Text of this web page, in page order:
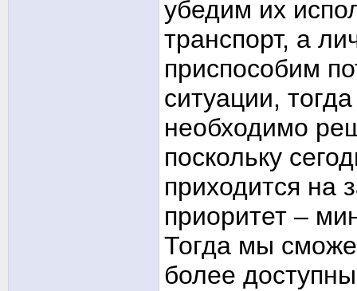
убедим их
транспорт, а
приспособим
ситуации,
необходимо
поскольку
приходится на
приоритет –
Тогда мы
более